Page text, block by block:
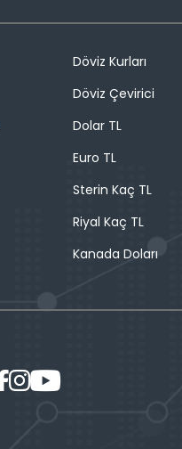
Döviz Kurları
Döviz Çevirici
Dolar TL
Euro TL
Sterin Kaç TL
Riyal Kaç TL
Kanada Doları